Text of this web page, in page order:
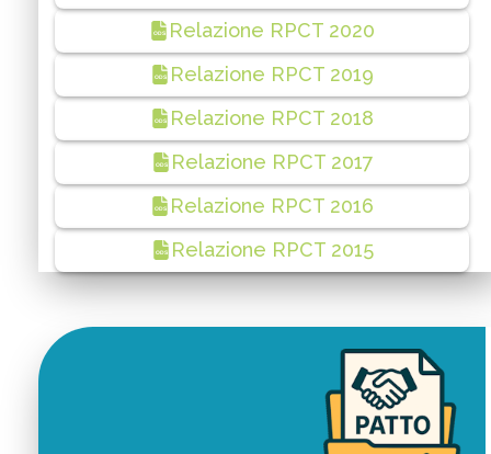
ODS Relazione RPCT 2020
ODS Relazione RPCT 2019
ODS Relazione RPCT 2018
ODS Relazione RPCT 2017
ODS Relazione RPCT 2016
ODS Relazione RPCT 2015